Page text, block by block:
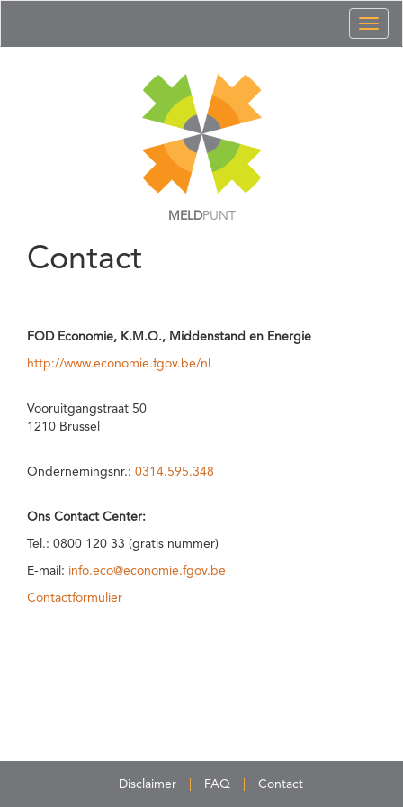
MELDPUNT
Contact
FOD Economie, K.M.O., Middenstand en Energie
http://www.economie.fgov.be/nl
Vooruitgangstraat 50
1210 Brussel
Ondernemingsnr.: 0314.595.348
Ons Contact Center:
Tel.: 0800 120 33 (gratis nummer)
E-mail: info.eco@economie.fgov.be
Contactformulier
Disclaimer FAQ Contact